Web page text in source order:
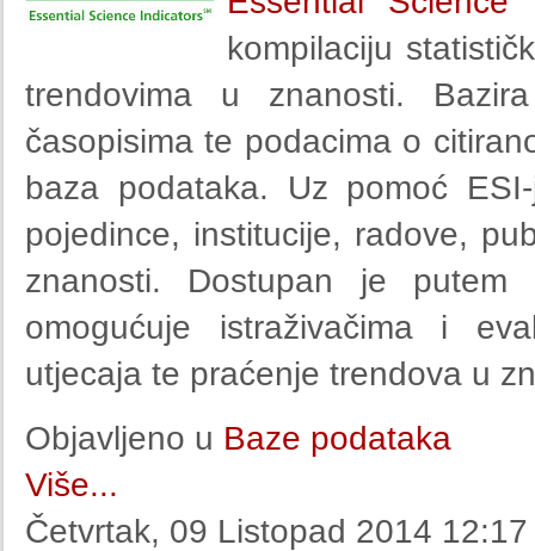
kompilaciju
trendovima u znanosti.
časopisima te podacima o
baza podataka. Uz pomoć
pojedince, institucije, radove,
znanosti. Dostupan je
omogućuje istraživačima i
utjecaja te praćenje trendova u
Objavljeno u Baze podataka
Više...
Četvrtak, 09 Listopad 2014 12:17